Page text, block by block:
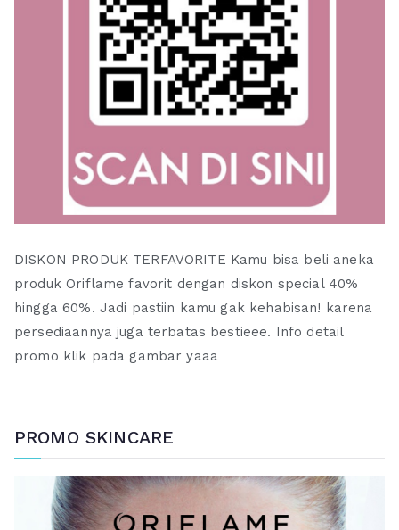
DISKON PRODUK TERFAVORITE Kamu bisa beli aneka
produk Oriflame favorit dengan diskon special 40%
hingga 60%. Jadi pastiin kamu gak kehabisan! karena
persediaannya juga terbatas bestieee. Info detail
promo klik pada gambar yaaa
PROMO SKINCARE